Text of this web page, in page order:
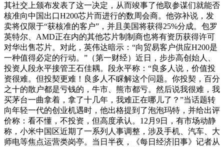
其社交上颁布发表了这一决定，从而竣事了他取参谋们就能否
核准向中国出口H200芯片而进行的数周会商。他弥补说，发
卖将仅限于“获核准的客户”，并且美国将获得25%分成。包罗
英特尔、AMD正在内的其他芯片制制商也将有资历获得许可
对华出售芯片。对此，英伟达暗示：“向贸易客户供应H200是
一种值得必定的行动。”（第一财经）近日，步步高创始人、
投资人段永平接管王石佳耦。段永平称：“良多人说，价值投
资很难。但投契更难！良多人不睬解这个问题。你投契，百分
之十的散户都是亏钱的，牛市、熊市都亏。然后说我很难，我
买茅台一曲拿着，拿了十几年，我难正在哪儿了？”当话题转
向年轻一代的创业机遇时，他出格提到了泡泡玛特，并给出评
价称：看不懂，不投资，但高度承认。12月9日，有市场动静
称，小米中国区近期了一系列人事调整，涉及手机、汽车、大
师电等焦点运营类岗亭。当日半夜，《每日经济旧事》记者从